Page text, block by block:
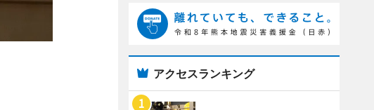
アクセスランキング